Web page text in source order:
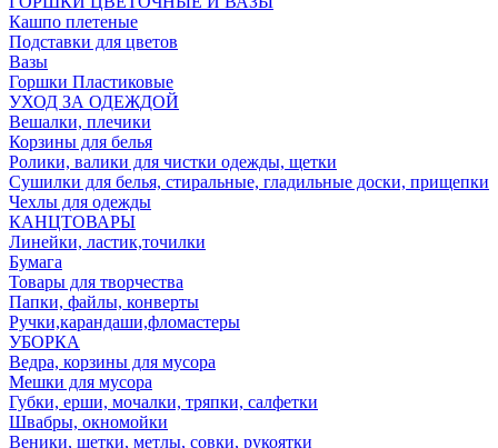
Кашпо плетеные
Подставки для цветов
Вазы
Горшки Пластиковые
УХОД ЗА ОДЕЖДОЙ
Вешалки, плечики
Корзины для белья
Ролики, валики для чистки одежды, щетки
Сушилки для белья, стиральные, гладильные доски, прищепки
Чехлы для одежды
КАНЦТОВАРЫ
Линейки, ластик,точилки
Бумага
Товары для творчества
Папки, файлы, конверты
Ручки,карандаши,фломастеры
УБОРКА
Ведра, корзины для мусора
Мешки для мусора
Губки, ерши, мочалки, тряпки, салфетки
Швабры, окномойки
Веники, щетки, метлы, совки, рукоятки